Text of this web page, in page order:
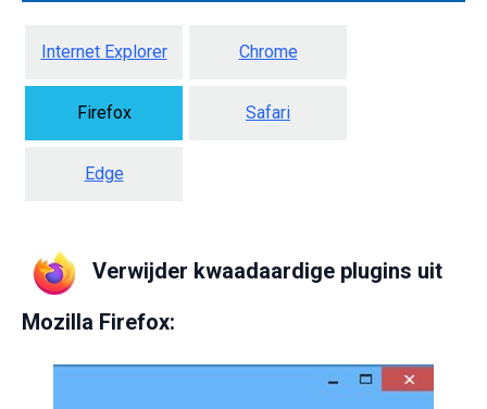
Internet Explorer Chrome
Firefox Safari
Edge
Verwijder kwaadaardige plugins uit
Mozilla Firefox: